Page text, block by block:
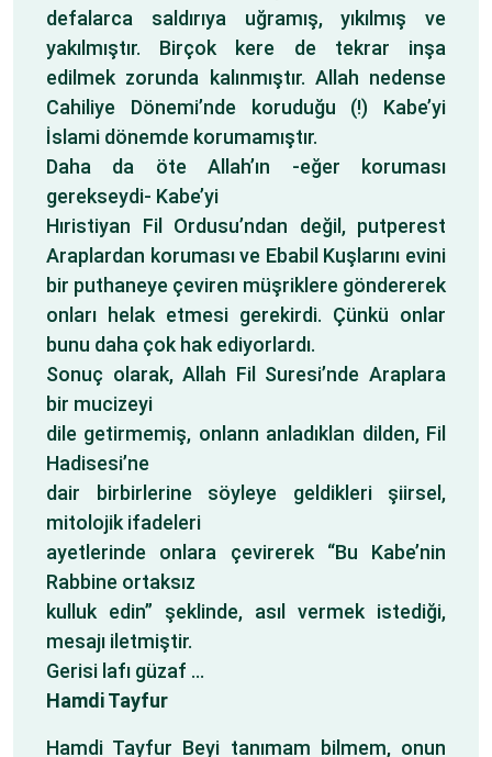
defalarca saldırıya uğramış, yıkılmış ve
yakılmıştır. Birçok kere de tekrar inşa
edilmek zorunda kalınmıştır. Allah nedense
Cahiliye Dönemi’nde koruduğu (!) Kabe’yi
İslami dönemde korumamıştır.
Daha da öte Allah’ın -eğer koruması
gerekseydi- Kabe’yi
Hıristiyan Fil Ordusu’ndan değil, putperest
Araplardan koruması ve Ebabil Kuşlarını evini
bir puthaneye çeviren müşriklere göndererek
onları helak etmesi gerekirdi. Çünkü onlar
bunu daha çok hak ediyorlardı.
Sonuç olarak, Allah Fil Suresi’nde Araplara
bir mucizeyi
dile getirmemiş, onlann anladıklan dilden, Fil
Hadisesi’ne
dair birbirlerine söyleye geldikleri şiirsel,
mitolojik ifadeleri
ayetlerinde onlara çevirerek “Bu Kabe’nin
Rabbine ortaksız
kulluk edin” şeklinde, asıl vermek istediği,
mesajı iletmiştir.
Gerisi lafı güzaf …
Hamdi Tayfur
Hamdi Tayfur Beyi tanımam bilmem, onun